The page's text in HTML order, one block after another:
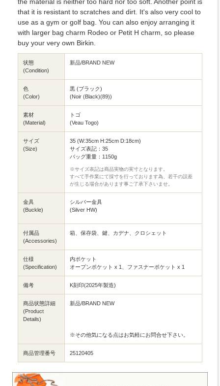
that it is resistant to scratches and dirt. It's also very cool to
use as a gym or golf bag. You can also enjoy arranging it
with larger bag charm Rodeo or Petit H charm, so please
buy your very own Birkin.
状態
(Condition)
新品/BRAND NEW
色
(Color)
黒 (ブラック)
(Noir (Black)(89))
素材
(Material)
トゴ
(Veau Togo)
サイズ
(Size)
35 (W:35cm H:25cm D:18cm)
サイズ表記：35
バッグ重量：1150g
※サイズ表記は商品実物の実寸となります。
すべて手作業にて採寸を行っております為、若干の誤差
が生じる場合があります事ご了承下さいませ。
金具
(Buckle)
シルバー金具
(Silver HW)
付属品
(Accessories)
箱、保存袋、鍵、カデナ、クロシェット
仕様
(Specification)
内ポケット
オープンポケット x 1、ファスナーポケット x 1
備考 K刻印(2025年製造)
商品状態詳細
(Product
Details)
新品/BRAND NEW
※その他気になる点はお気軽にお問合せ下さい。
商品管理番号 25120405